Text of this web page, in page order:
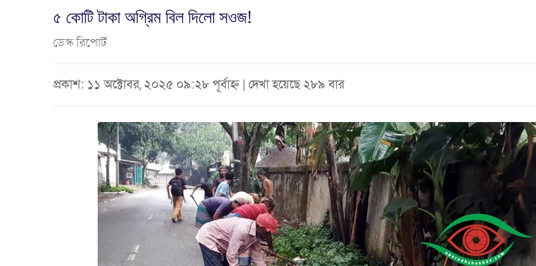
৫ কোটি টাকা অগ্রিম বিল দিলো সওজ!
ডেস্ক রিপোর্ট
প্রকাশ: ১১ অক্টোবর, ২০২৫ ০৯:২৮ পূর্বাহ্ন | দেখা হয়েছে ২৮৯ বার